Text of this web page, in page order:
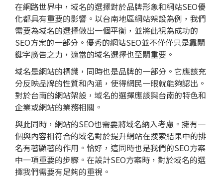
在網路世界中，域名的選擇對於品牌形象和網站SEO優
化都具有重要的影響。以台南地區網站架設為例，我們
需要為域名的選擇做出一個平衡，並將此視為成功的
SEO方案的一部分。優秀的網站SEO並不僅僅只是靠關
鍵字廣告之力，適當的域名選擇也至關重要。
域名是網站的標識，同時也是品牌的一部分。它應該充
分反映品牌的性質和內涵，使得網民一眼就能夠認出。
對於台南的網站架設，域名的選擇應該與台南的特色和
企業或網站的業務相關。
與此同時，網站的SEO也需要將域名納入考慮。擁有一
個與內容相符合的域名對於提升網站在搜索結果中的排
名有著顯著的作用。恰好，這同時也是我們的SEO方案
中一項重要的步驟。在設計SEO方案時，對於域名的選
擇我們需要有足夠的重視。